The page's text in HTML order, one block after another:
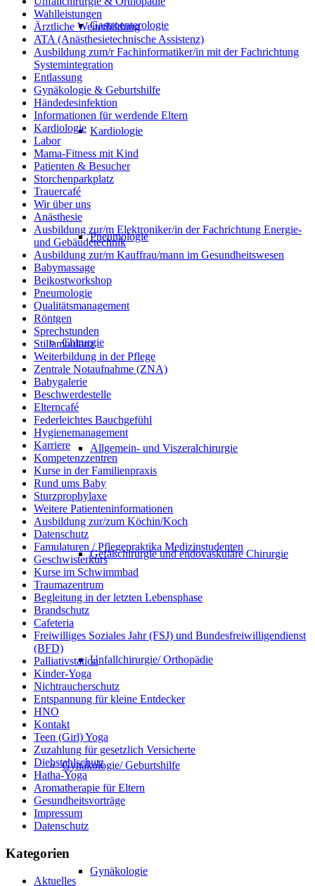
Gastroenterologie
Kardiologie
Pneumologie
Chirurgie
Allgemein- und Viszeralchirurgie
Gefäßchirurgie und endovaskuläre Chirurgie
Unfallchirurgie/ Orthopädie
Gynäkologie/ Geburtshilfe
Gynäkologie
Wahlleistungen
Ärztliche Weiterbildung
ATA (Anästhesietechnische Assistenz)
Ausbildung zum/r Fachinformatiker/in mit der Fachrichtung
Systemintegration
Entlassung
Gynäkologie & Geburtshilfe
Händedesinfektion
Informationen für werdende Eltern
Kardiologie
Labor
Mama-Fitness mit Kind
Patienten & Besucher
Storchenparkplatz
Trauercafé
Wir über uns
Anästhesie
Ausbildung zur/m Elektroniker/in der Fachrichtung Energie-
und Gebäudetechnik
Ausbildung zur/m Kauffrau/mann im Gesundheitswesen
Babymassage
Beikostworkshop
Pneumologie
Qualitätsmanagement
Röntgen
Sprechstunden
Stillambulanz
Weiterbildung in der Pflege
Zentrale Notaufnahme (ZNA)
Babygalerie
Beschwerdestelle
Elterncafé
Federleichtes Bauchgefühl
Hygienemanagement
Karriere
Kompetenzzentren
Kurse in der Familienpraxis
Rund ums Baby
Sturzprophylaxe
Weitere Patienteninformationen
Ausbildung zur/zum Köchin/Koch
Datenschutz
Famulaturen / Pflegepraktika Medizinstudenten
Geschwisterkurs
Kurse im Schwimmbad
Traumazentrum
Begleitung in der letzten Lebensphase
Brandschutz
Cafeteria
Freiwilliges Soziales Jahr (FSJ) und Bundesfreiwilligendienst
(BFD)
Palliativstation
Kinder-Yoga
Nichtraucherschutz
Entspannung für kleine Entdecker
HNO
Kontakt
Teen (Girl) Yoga
Zuzahlung für gesetzlich Versicherte
Diebstahlschutz
Hatha-Yoga
Aromatherapie für Eltern
Gesundheitsvorträge
Impressum
Datenschutz
Kategorien
Aktuelles